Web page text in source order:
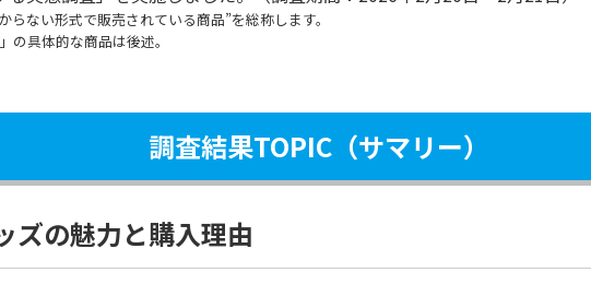
ない形式で販売されている商品”を総称します。
の具体的な商品は後述。
調査結果TOPIC（サマリー）
の魅力と購入理由